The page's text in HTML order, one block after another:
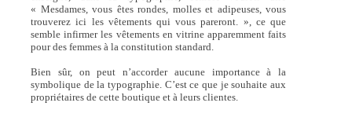
« Mesdames, vous êtes rondes, molles et adipeuses, vous
trouverez ici les vêtements qui vous pareront. », ce que
semble infirmer les vêtements en vitrine apparemment faits
pour des femmes à la constitution standard.
Bien sûr, on peut n’accorder aucune importance à la
symbolique de la typographie. C’est ce que je souhaite aux
propriétaires de cette boutique et à leurs clientes.